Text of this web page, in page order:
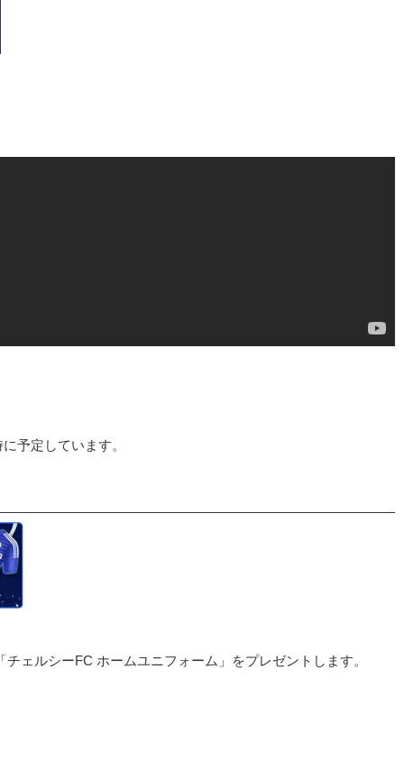
予定しています。
ェルシーFC ホームユニフォーム」をプレゼントします。